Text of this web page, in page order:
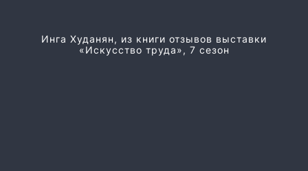
Инга Худанян, из книги отзывов выставки
«Искусство труда», 7 сезон